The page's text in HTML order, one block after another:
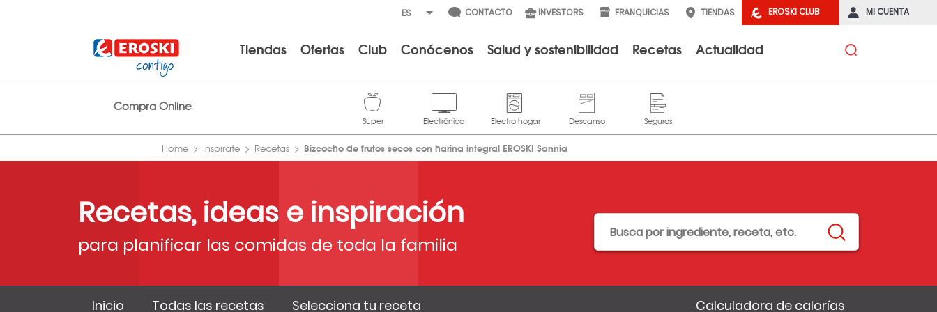
EROSKI CLUB MI CUENTA
CONTACTO INVESTORS FRANQUICIAS TIENDAS
Tiendas Ofertas Club Conócenos Salud y sostenibilidad Recetas Actualidad
Compra Online
Home Inspirate Recetas Bizcocho de frutos secos con harina integral EROSKI Sannia
Recetas, ideas e inspiración
para planificar las comidas de toda la familia
Inicio Todas las recetas Selecciona tu receta Calculadora de calorías